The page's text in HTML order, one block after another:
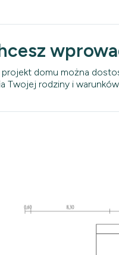
projekt domu można
Twojej rodziny i warunków